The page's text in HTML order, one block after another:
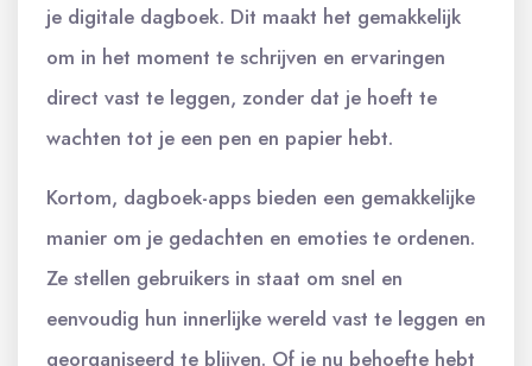
je digitale dagboek. Dit maakt het gemakkelijk
om in het moment te schrijven en ervaringen
direct vast te leggen, zonder dat je hoeft te
wachten tot je een pen en papier hebt.
Kortom, dagboek-apps bieden een gemakkelijke
manier om je gedachten en emoties te ordenen.
Ze stellen gebruikers in staat om snel en
eenvoudig hun innerlijke wereld vast te leggen en
georganiseerd te blijven. Of je nu behoefte hebt